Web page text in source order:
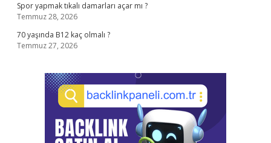
Spor yapmak tıkalı damarları açar mı ?
Temmuz 28, 2026
70 yaşında B12 kaç olmalı ?
Temmuz 27, 2026